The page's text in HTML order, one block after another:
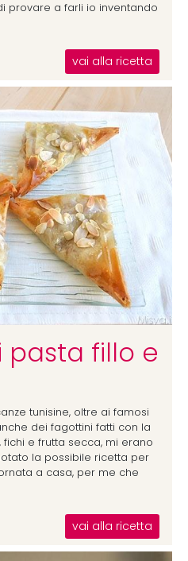
provare a farli io inventando
vai alla ricetta
pasta fillo e
tunisine, oltre ai famosi
dei fagottini fatti con la
e frutta secca, mi erano
la possibile ricetta per
a casa, per me che
vai alla ricetta